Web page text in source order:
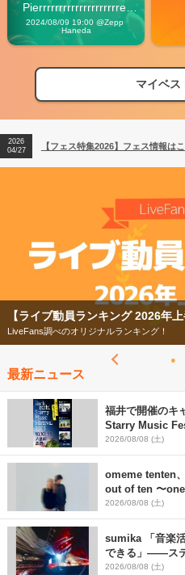
Pierrrrrrrrrrrrrrrrrrrre
Vibes
2024/08/09 19:00 @Zepp
Haneda
マイベス
【フェス特集2026】フェス情報はこ
【ライブ動員ランキング】2026年
2026
04/27
【フェス特集2026】フェス情報は
2026
【フェス
今年もフェ
最新ニュース
福井で開催のキ
Starry Music
SCOOBIE DO、
2026/08/08 (土)
omeme tenten
out of ten 〜
2026/08/08 (土)
sumika 「音楽
できる」――ス
た、ツアーファ
2026/08/08 (土)